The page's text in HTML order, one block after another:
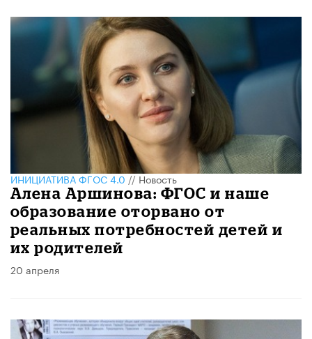
ИНИЦИАТИВА ФГОС 4.0//Новость
Алена Аршинова: ФГОС и наше
образование оторвано от
реальных потребностей детей и
их родителей
20 апреля